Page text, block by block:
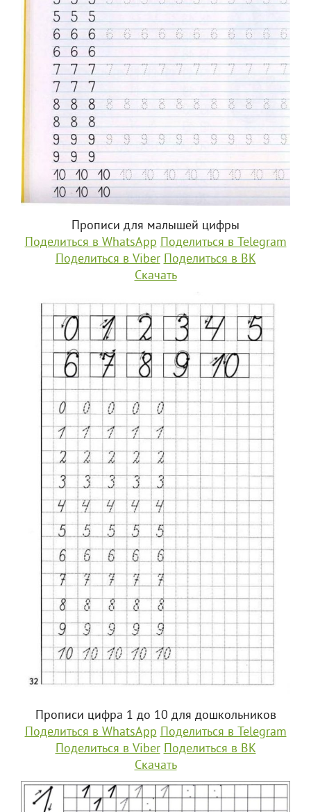
Прописи для малышей цифры
Поделиться в WhatsApp Поделиться в Telegram
Поделиться в Viber Поделиться в ВК
Скачать
Прописи цифра 1 до 10 для дошкольников
Поделиться в WhatsApp Поделиться в Telegram
Поделиться в Viber Поделиться в ВК
Скачать